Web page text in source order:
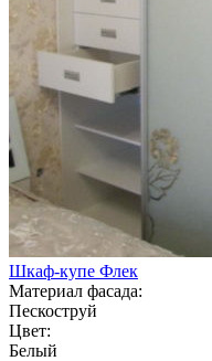
Шкаф-купе Флек
Материал фасада:
Пескоструй
Цвет:
Белый